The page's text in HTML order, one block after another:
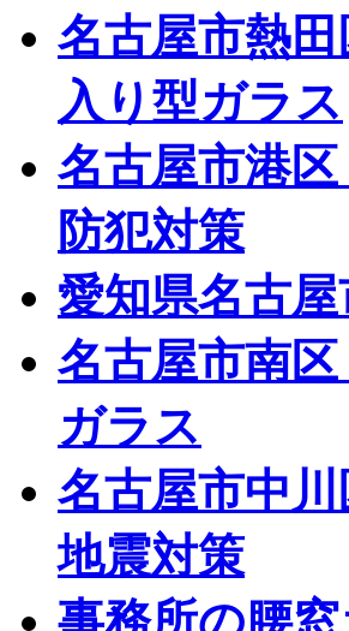
名古屋市熱
入り型ガラス
名古屋市港
防犯対策
愛知県名古
名古屋市南
ガラス
名古屋市中
地震対策
事務所の腰